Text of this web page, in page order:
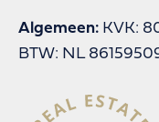
Algemeen: KVK:
BTW: NL